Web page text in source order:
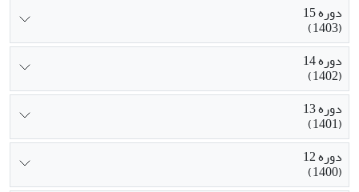
دوره 15
(1403)
دوره 14
(1402)
دوره 13
(1401)
دوره 12
(1400)